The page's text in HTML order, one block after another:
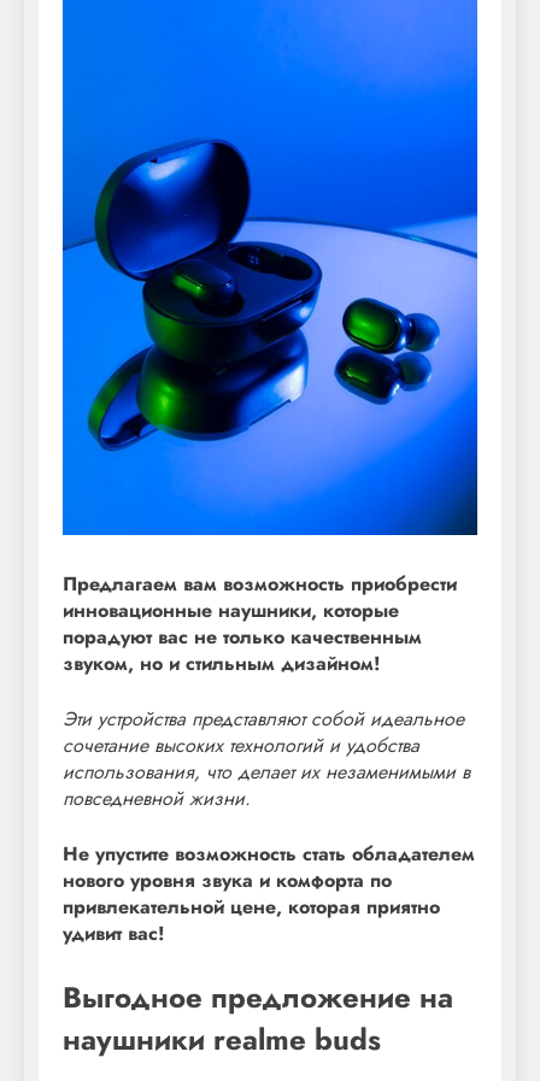
Предлагаем вам возможность приобрести
инновационные наушники, которые
порадуют вас не только качественным
звуком, но и стильным дизайном!
Эти устройства представляют собой идеальное
сочетание высоких технологий и удобства
использования, что делает их незаменимыми в
повседневной жизни.
Не упустите возможность стать обладателем
нового уровня звука и комфорта по
привлекательной цене, которая приятно
удивит вас!
Выгодное предложение на
наушники realme buds